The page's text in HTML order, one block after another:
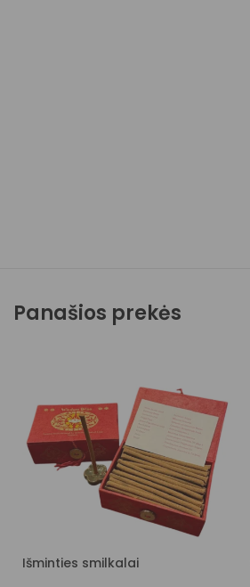
Panašios prekės
Išminties smilkalai